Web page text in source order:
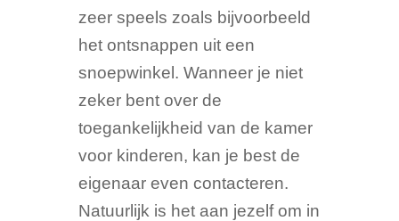
zeer speels zoals bijvoorbeeld
het ontsnappen uit een
snoepwinkel. Wanneer je niet
zeker bent over de
toegankelijkheid van de kamer
voor kinderen, kan je best de
eigenaar even contacteren.
Natuurlijk is het aan jezelf om in